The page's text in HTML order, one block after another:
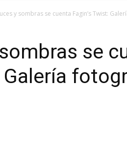
y sombras se cuenta Fagin’s Twist:
se
Galería